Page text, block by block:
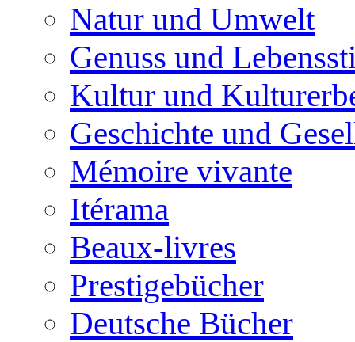
Natur und Umwelt
Genuss und
Kultur und
Geschichte und
Mémoire vivante
Itérama
Beaux-livres
Prestigebücher
Deutsche Bücher